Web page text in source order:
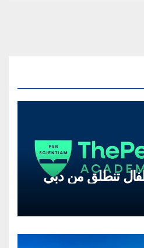
تنطلق من دبي